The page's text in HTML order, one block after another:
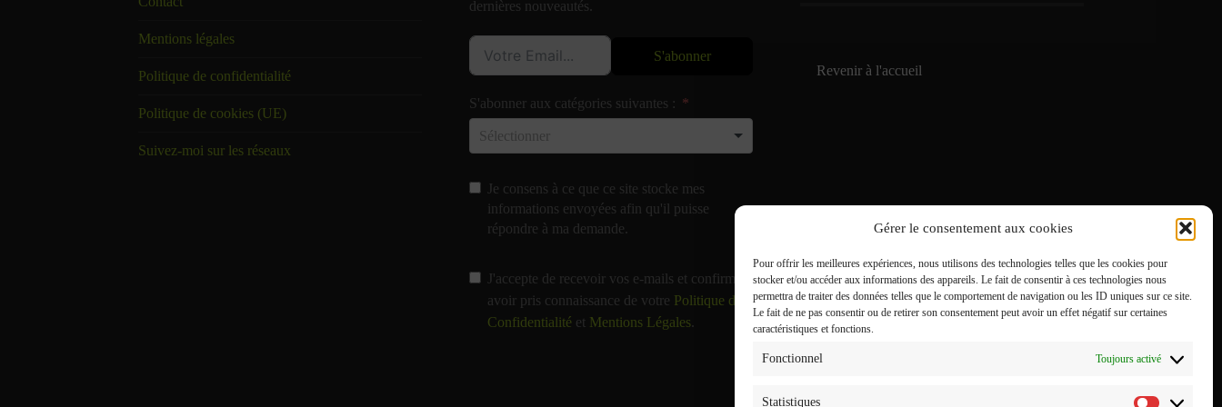
Gérer le consentement aux cookies
Pour offrir les meilleures expériences, nous utilisons des technologies telles que les cookies pour
stocker et/ou accéder aux informations des appareils. Le fait de consentir à ces technologies nous
permettra de traiter des données telles que le comportement de navigation ou les ID uniques sur ce site.
Le fait de ne pas consentir ou de retirer son consentement peut avoir un effet négatif sur certaines
caractéristiques et fonctions.
Fonctionnel Toujours activé
Statistiques
Mentions légales
Politique de confidentialité
Politique de cookies (UE)
Suivez-moi sur les réseaux
dernières nouveautés.
S'abonner
S'abonner aux catégories suivantes :
Je consens à ce que ce site stocke mes
informations envoyées afin qu'il puisse
répondre à ma demande.
J'accepte de recevoir vos e-mails et confirme
avoir pris connaissance de votre Politique de
Confidentialité et Mentions Légales
Revenir à l'accueil